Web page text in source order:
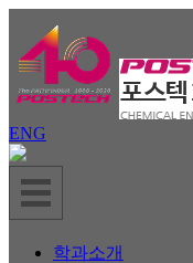
ENG
학과소개